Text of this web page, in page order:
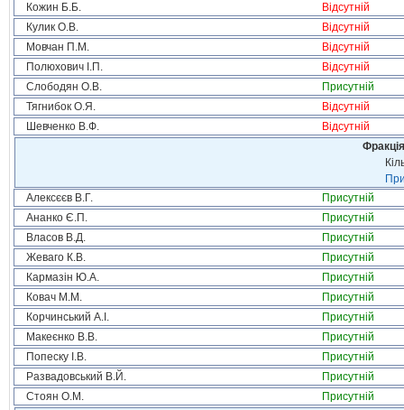
Кожин Б.Б.
Відсутній
Кулик О.В.
Відсутній
Мовчан П.М.
Відсутній
Полюхович І.П.
Відсутній
Слободян О.В.
Присутній
Тягнибок О.Я.
Відсутній
Шевченко В.Ф.
Відсутній
Алексєєв В.Г.
Присутній
Ананко Є.П.
Присутній
Власов В.Д.
Присутній
Жеваго К.В.
Присутній
Кармазін Ю.А.
Присутній
Ковач М.М.
Присутній
Корчинський А.І.
Присутній
Макеєнко В.В.
Присутній
Попеску І.В.
Присутній
Развадовський В.Й.
Присутній
Стоян О.М.
Присутній